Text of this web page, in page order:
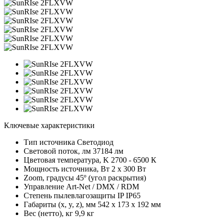
Ключевые характеристики
Тип источника Светодиод
Световой поток, лм 37184 лм
Цветовая температура, K 2700 - 6500 К
Мощность источника, Вт 2 х 300 Вт
Zoom, градусы 45º (угол раскрытия)
Управление Art-Net / DMX / RDM
Степень пылевлагозащиты IP IP65
Габариты (x, y, z), мм 542 х 173 х 192 мм
Вес (нетто), кг 9,9 кг